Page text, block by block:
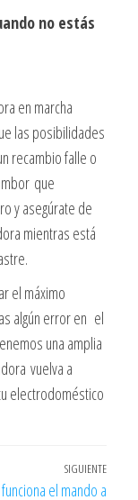
no estás
en marcha
las posibilidades
recambio falle o
que
y asegúrate de
mientras está
el máximo
algún error en el
una amplia
vuelva a
electrodoméstico
SIGUIENTE
el mando a